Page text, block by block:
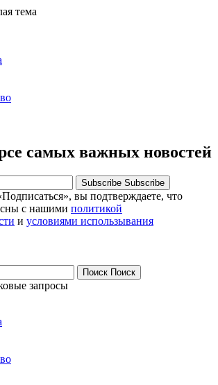
тема
самых важных новостей
Subscribe Subscribe
вы подтверждаете, что
с нашими политикой
и условиями использывания
Поиск Поиск
запросы